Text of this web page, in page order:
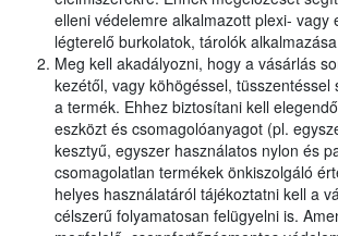
elleni védelemre alkalmazott plexi- vagy
légterelő burkolatok, tárolók
Meg kell akadályozni, hogy a vásárlás
kezétől, vagy köhögéssel, tüsszentéssel
a termék. Ehhez biztosítani kell
eszközt és csomagolóanyagot (pl.
kesztyű, egyszer használatos nylon és
csomagolatlan termékek önkiszolgáló
helyes használatáról tájékoztatni kell a
célszerű folyamatosan felügyelni is.